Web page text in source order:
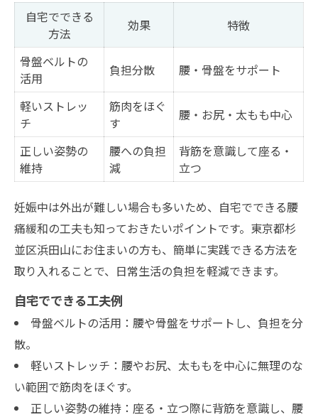
自宅でできる
方法
効果 特徴
骨盤ベルトの
活用
負担分散 腰・骨盤をサポート
軽いストレッ
チ
筋肉をほぐ
す
腰・お尻・太もも中心
正しい姿勢の
維持
腰への負担
減
背筋を意識して座る・
立つ
妊娠中は外出が難しい場合も多いため、自宅でできる腰
痛緩和の工夫も知っておきたいポイントです。東京都杉
並区浜田山にお住まいの方も、簡単に実践できる方法を
取り入れることで、日常生活の負担を軽減できます。
自宅でできる工夫例
骨盤ベルトの活用：腰や骨盤をサポートし、負担を分
散。
軽いストレッチ：腰やお尻、太ももを中心に無理のな
い範囲で筋肉をほぐす。
正しい姿勢の維持：座る・立つ際に背筋を意識し、腰